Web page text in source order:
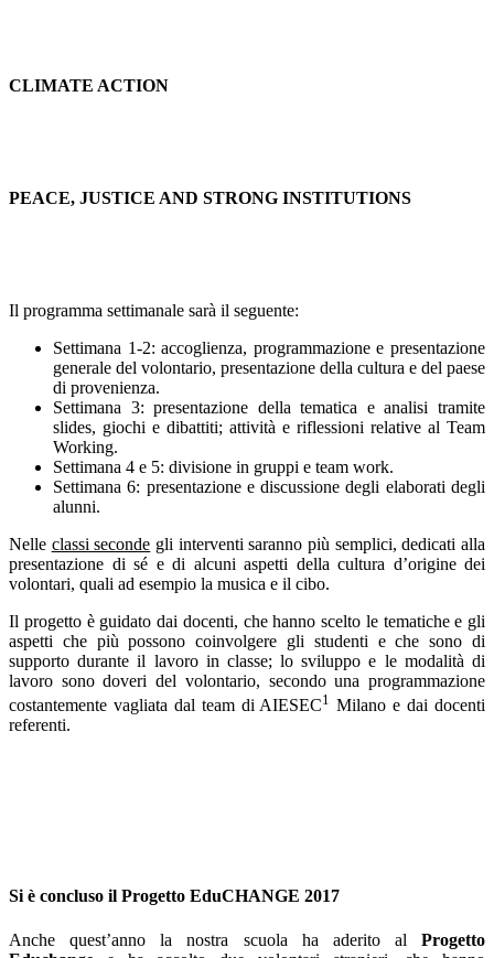
CLIMATE ACTION
PEACE, JUSTICE AND STRONG INSTITUTIONS
Il programma settimanale sarà il seguente:
Settimana 1-2: accoglienza, programmazione e presentazione
generale del volontario, presentazione della cultura e del paese
di provenienza.
Settimana 3: presentazione della tematica e analisi tramite
slides, giochi e dibattiti; attività e riflessioni relative al Team
Working.
Settimana 4 e 5: divisione in gruppi e team work.
Settimana 6: presentazione e discussione degli elaborati degli
alunni.
Nelle classi seconde gli interventi saranno più semplici, dedicati alla
presentazione di sé e di alcuni aspetti della cultura d’origine dei
volontari, quali ad esempio la musica e il cibo.
Il progetto è guidato dai docenti, che hanno scelto le tematiche e gli
aspetti che più possono coinvolgere gli studenti e che sono di
supporto durante il lavoro in classe; lo sviluppo e le modalità di
lavoro sono doveri del volontario, secondo una programmazione
costantemente vagliata dal team di AIESEC1
Milano e dai docenti
referenti.
Si è concluso il Progetto EduCHANGE 2017
Anche quest’anno la nostra scuola ha aderito al
Progetto